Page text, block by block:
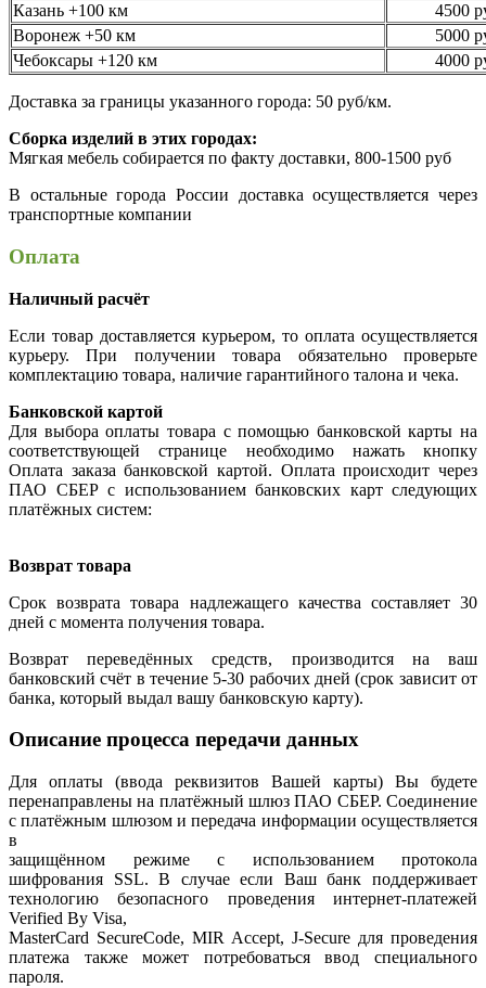
Казань +100 км
4500
Воронеж +50 км
5000
Чебоксары +120 км
4000
Доставка за границы указанного города: 50 руб/км.
Сборка изделий в этих городах:
Мягкая мебель собирается по факту доставки, 800-1500 руб
В остальные города России доставка осуществляется через
транспортные компании
Оплата
Наличный расчёт
Если товар доставляется курьером, то оплата осуществляется
курьеру. При получении товара обязательно проверьте
комплектацию товара, наличие гарантийного талона и чека.
Банковской картой
Для выбора оплаты товара с помощью банковской карты на
соответствующей странице необходимо нажать кнопку
Оплата заказа банковской картой. Оплата происходит через
ПАО СБЕР с использованием банковских карт следующих
платёжных систем:
Возврат товара
Срок возврата товара надлежащего качества составляет 30
дней с момента получения товара.
Возврат переведённых средств, производится на ваш
банковский счёт в течение 5-30 рабочих дней (срок зависит от
банка, который выдал вашу банковскую карту).
Описание процесса передачи данных
Для оплаты (ввода реквизитов Вашей карты) Вы будете
перенаправлены на платёжный шлюз ПАО СБЕР. Соединение
с платёжным шлюзом и передача информации осуществляется
в
защищённом режиме с использованием протокола
шифрования SSL. В случае если Ваш банк поддерживает
технологию безопасного проведения интернет-платежей
Verified By Visa,
MasterCard SecureCode, MIR Accept, J-Secure для проведения
платежа также может потребоваться ввод специального
пароля.